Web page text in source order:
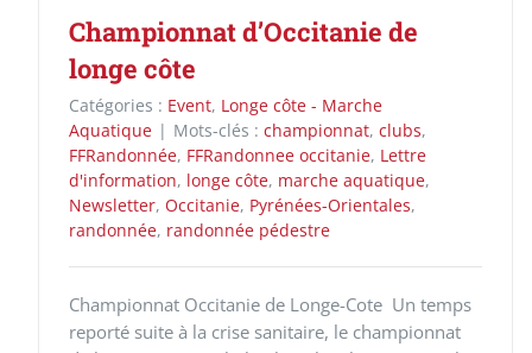
Championnat d’Occitanie de
longe côte
Catégories : Event, Longe côte - Marche
Aquatique | Mots-clés : championnat, clubs,
FFRandonnée, FFRandonnee occitanie, Lettre
d'information, longe côte, marche aquatique,
Newsletter, Occitanie, Pyrénées-Orientales,
randonnée, randonnée pédestre
Championnat Occitanie de Longe-Cote Un temps
reporté suite à la crise sanitaire, le championnat